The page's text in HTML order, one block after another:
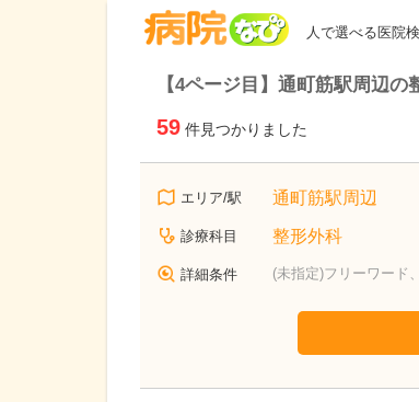
人で選べる医院
【4ページ目】通町筋駅周辺の
59 件見つかりました
エリア/駅 通町筋駅周辺
診療科目 整形外科
詳細条件 (未指定)フリーワード